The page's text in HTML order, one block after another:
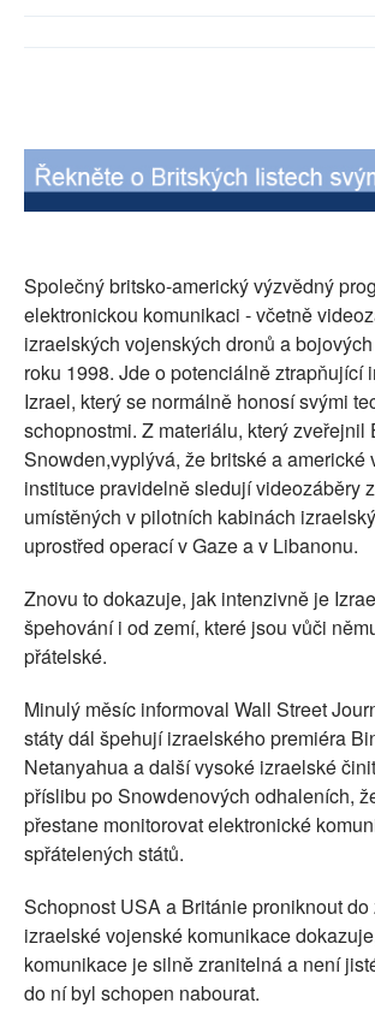
RUBRIKY
PLNÁ VERZE STRÁNEK
Společný britsko-americký výzvědný
elektronickou komunikaci - včetně
izraelských vojenských dronů a
roku 1998. Jde o potenciálně ztrapňující
Izrael, který se normálně honosí svými
schopnostmi. Z materiálu, který zveřejnil
Snowden,vyplývá, že britské a americké
instituce pravidelně sledují videozáběry
umístěných v pilotních kabinách
uprostřed operací v Gaze a v Libanonu.
Znovu to dokazuje, jak intenzivně je
špehování i od zemí, které jsou vůči
přátelské.
Minulý měsíc informoval Wall Street
státy dál špehují izraelského premiéra
Netanyahua a další vysoké izraelské
příslibu po Snowdenových odhaleních,
přestane monitorovat elektronické
spřátelených států.
Schopnost USA a Británie proniknout
izraelské vojenské komunikace
komunikace je silně zranitelná a není
do ní byl schopen nabourat.